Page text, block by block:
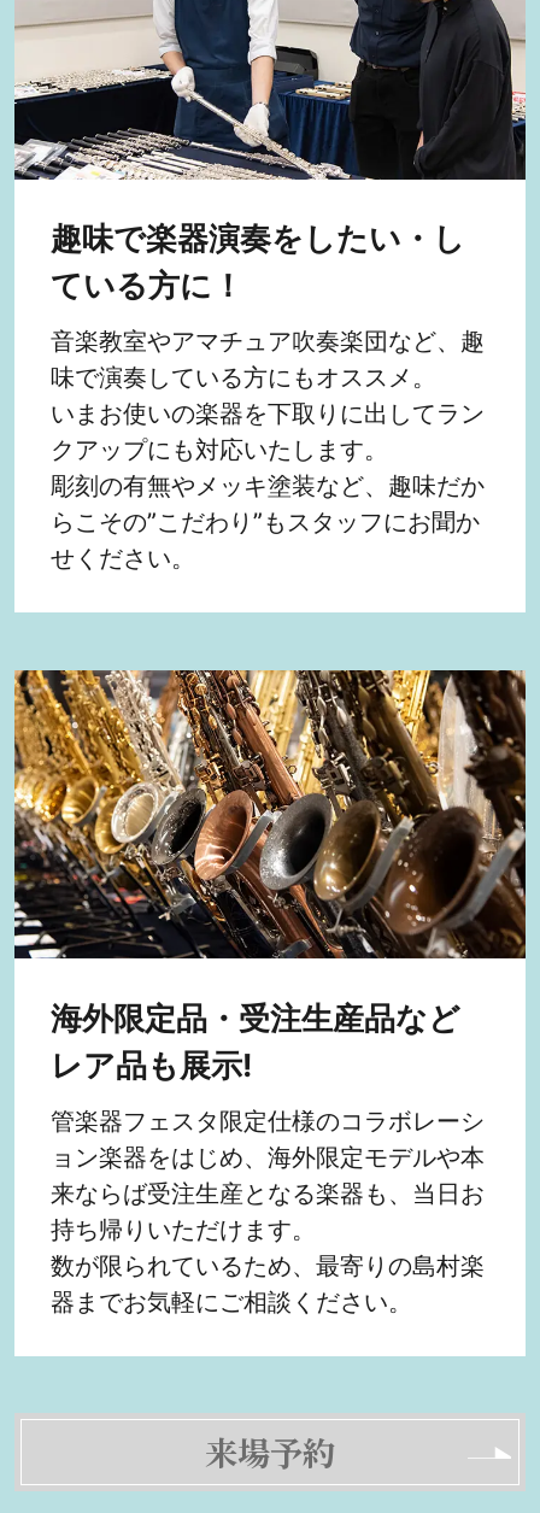
趣味で楽器演奏をしたい・し
ている方に！
音楽教室やアマチュア吹奏楽団など、趣
味で演奏している方にもオススメ。
いまお使いの楽器を下取りに出してラン
クアップにも対応いたします。
彫刻の有無やメッキ塗装など、趣味だか
らこその”こだわり”もスタッフにお聞か
せください。
海外限定品・受注生産品など
レア品も展示!
管楽器フェスタ限定仕様のコラボレーシ
ョン楽器をはじめ、海外限定モデルや本
来ならば受注生産となる楽器も、当日お
持ち帰りいただけます。
数が限られているため、最寄りの島村楽
器までお気軽にご相談ください。
来場予約